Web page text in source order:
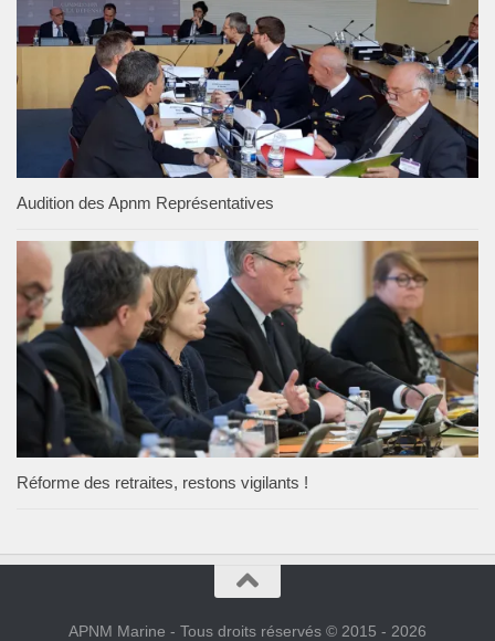
Audition des Apnm Représentatives
Réforme des retraites, restons vigilants !
APNM Marine - Tous droits réservés © 2015 - 2026